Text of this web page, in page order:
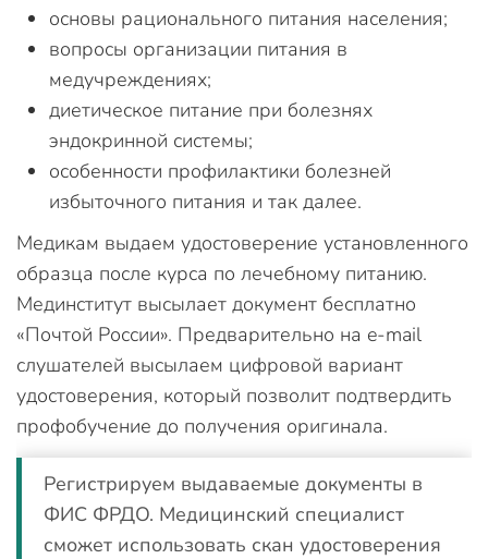
основы рационального питания населения;
вопросы организации питания в
медучреждениях;
диетическое питание при болезнях
эндокринной системы;
особенности профилактики болезней
избыточного питания и так далее.
Медикам выдаем удостоверение установленного
образца после курса по лечебному питанию.
Мединститут высылает документ бесплатно
«Почтой России». Предварительно на e-mail
слушателей высылаем цифровой вариант
удостоверения, который позволит подтвердить
профобучение до получения оригинала.
Регистрируем выдаваемые документы в
ФИС ФРДО. Медицинский специалист
сможет использовать скан удостоверения